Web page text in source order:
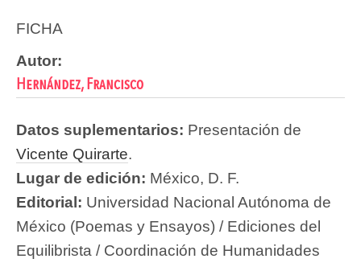
FICHA
Autor:
Hernández, Francisco
Datos suplementarios: Presentación de
Vicente Quirarte.
Lugar de edición: México, D. F.
Editorial: Universidad Nacional Autónoma de
México (Poemas y Ensayos) / Ediciones del
Equilibrista / Coordinación de Humanidades